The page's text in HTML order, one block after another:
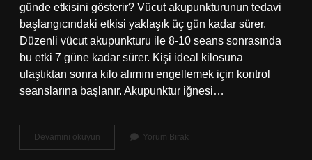
günde etkisini gösterir? Vücut akupunkturunun tedavi
başlangıcındaki etkisi yaklaşık üç gün kadar sürer.
Düzenli vücut akupunkturu ile 8-10 seans sonrasında
bu etki 7 güne kadar sürer. Kişi ideal kilosuna
ulaştıktan sonra kilo alımını engellemek için kontrol
seanslarına başlanır. Akupunktur iğnesi…
Devamını okuyun Akupunktur
Dan
Yorum Bırak